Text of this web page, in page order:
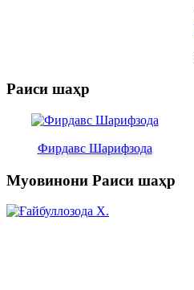
Раиси шаҳр
Фирдавс Шарифзода
Муовинони Раиси шаҳр